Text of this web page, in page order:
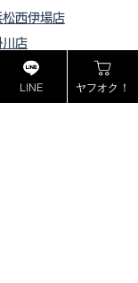
松西伊場店
店
田店
宮竹店
LINE ヤフオク！